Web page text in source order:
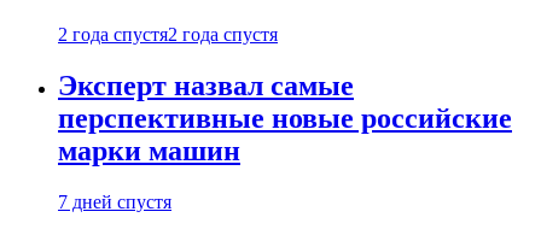
2 года спустя2 года спустя
Эксперт назвал самые
перспективные новые российские
марки машин
7 дней спустя